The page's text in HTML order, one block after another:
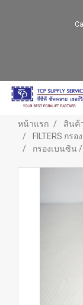
หน้าแรก สินค้
FILTERS กรอ
กรองเบนซิน /